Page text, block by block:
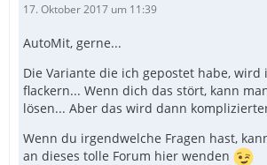
17. Oktober 2017 um 11:39
AutoMit, gerne...
Die Variante die ich gepostet habe,
flackern... Wenn dich das stört, kann
lösen... Aber das wird dann
Wenn du irgendwelche Fragen hast,
an dieses tolle Forum hier wenden